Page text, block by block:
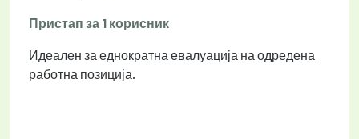
Пристап за 1 корисник
Идеален за еднократна евалуација на одредена
работна позиција.